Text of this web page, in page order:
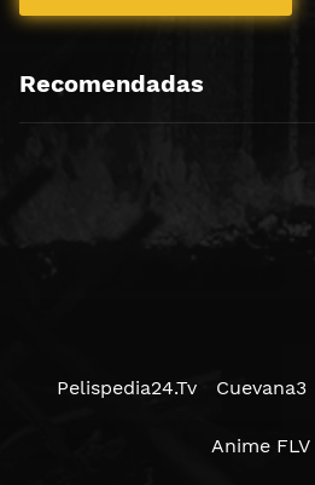
Recomendadas
Pelispedia24.Tv Cuevana3
Anime FLV